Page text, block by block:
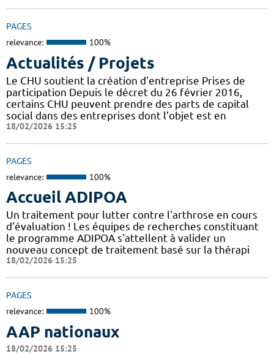
PAGES
relevance: 100%
Actualités / Projets
Le CHU soutient la création d'entreprise Prises de
participation Depuis le décret du 26 février 2016,
certains CHU peuvent prendre des parts de capital
social dans des entreprises dont l’objet est en
18/02/2026 15:25
PAGES
relevance: 100%
Accueil ADIPOA
Un traitement pour lutter contre l'arthrose en cours
d'évaluation ! Les équipes de recherches constituant
le programme ADIPOA s'attellent à valider un
nouveau concept de traitement basé sur la thérapi
18/02/2026 15:25
PAGES
relevance: 100%
AAP nationaux
18/02/2026 15:25